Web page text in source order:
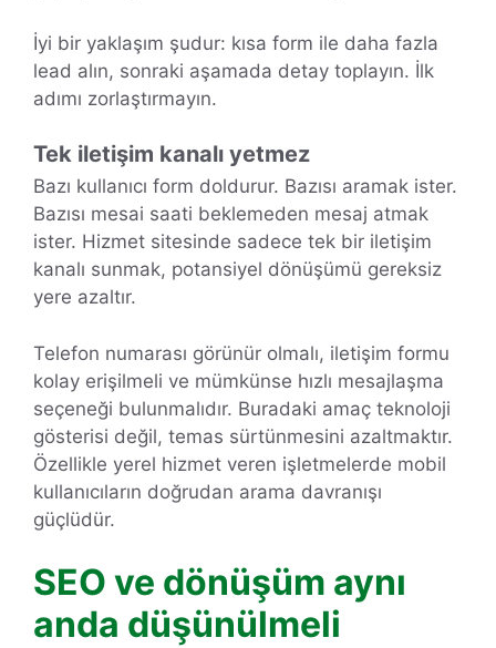
İyi bir yaklaşım şudur: kısa form ile daha fazla
lead alın, sonraki aşamada detay toplayın. İlk
adımı zorlaştırmayın.
Tek iletişim kanalı yetmez
Bazı kullanıcı form doldurur. Bazısı aramak ister.
Bazısı mesai saati beklemeden mesaj atmak
ister. Hizmet sitesinde sadece tek bir iletişim
kanalı sunmak, potansiyel dönüşümü gereksiz
yere azaltır.
Telefon numarası görünür olmalı, iletişim formu
kolay erişilmeli ve mümkünse hızlı mesajlaşma
seçeneği bulunmalıdır. Buradaki amaç teknoloji
gösterisi değil, temas sürtünmesini azaltmaktır.
Özellikle yerel hizmet veren işletmelerde mobil
kullanıcıların doğrudan arama davranışı
güçlüdür.
SEO ve dönüşüm aynı
anda düşünülmeli